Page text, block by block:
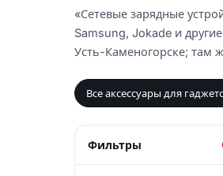
«Сетевые зарядные
Samsung, Jokade и
Усть-Каменогорске; там
Все аксессуары для
Фильтры